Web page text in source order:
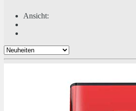
Ansicht: